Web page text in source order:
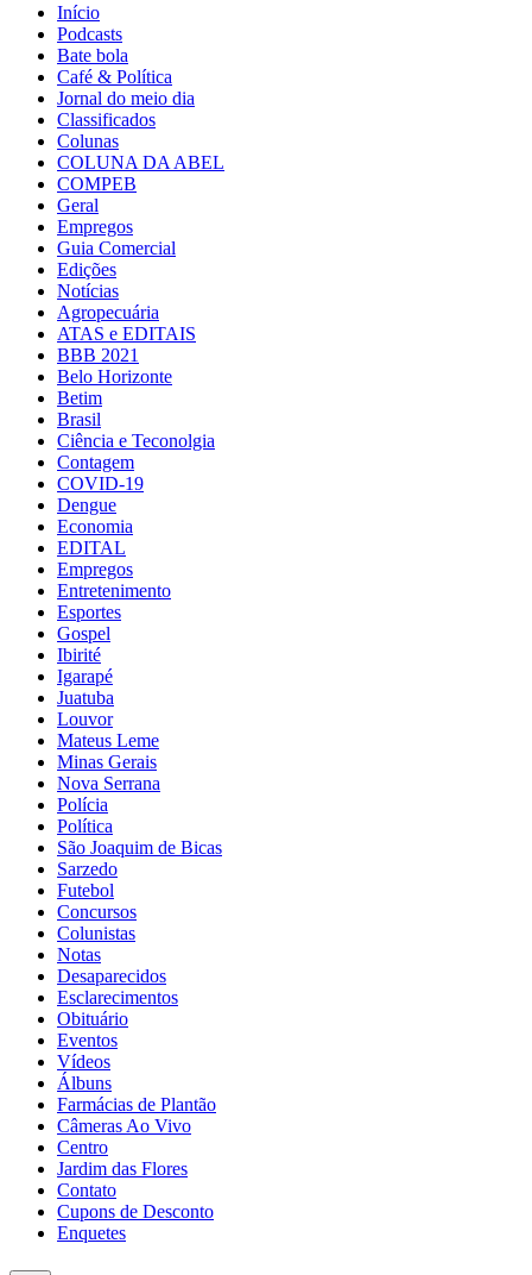
Início
Podcasts
Bate bola
Café & Política
Jornal do meio dia
Classificados
Colunas
COLUNA DA ABEL
COMPEB
Geral
Empregos
Guia Comercial
Edições
Notícias
Agropecuária
ATAS e EDITAIS
BBB 2021
Belo Horizonte
Betim
Brasil
Ciência e Teconolgia
Contagem
COVID-19
Dengue
Economia
EDITAL
Empregos
Entretenimento
Esportes
Gospel
Ibirité
Igarapé
Juatuba
Louvor
Mateus Leme
Minas Gerais
Nova Serrana
Polícia
Política
São Joaquim de Bicas
Sarzedo
Futebol
Concursos
Colunistas
Notas
Desaparecidos
Esclarecimentos
Obituário
Eventos
Vídeos
Álbuns
Farmácias de Plantão
Câmeras Ao Vivo
Centro
Jardim das Flores
Contato
Cupons de Desconto
Enquetes